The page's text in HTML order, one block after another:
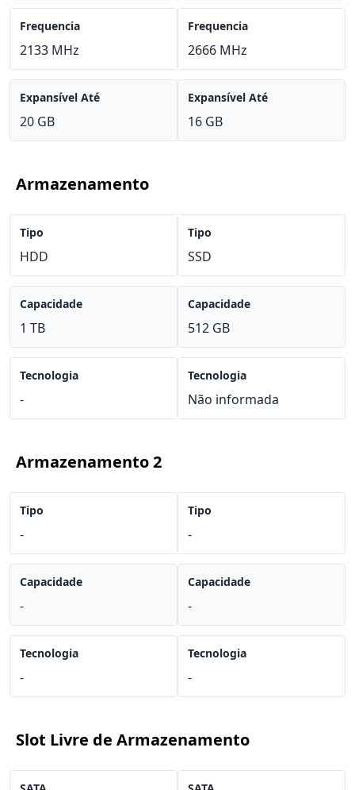
Frequencia
2133 MHz
Expansível Até
20 GB
Frequencia
2666 MHz
Expansível Até
16 GB
Armazenamento
Tipo
HDD
Capacidade
1 TB
Tecnologia
-
Tipo
SSD
Capacidade
512 GB
Tecnologia
Não informada
Armazenamento 2
Tipo
-
Capacidade
-
Tecnologia
-
Tipo
-
Capacidade
-
Tecnologia
-
Slot Livre de Armazenamento